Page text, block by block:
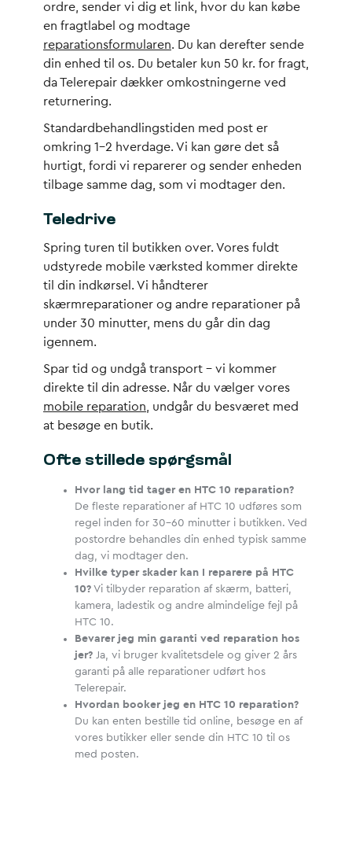
ordre, sender vi dig et link, hvor du kan købe
en fragtlabel og modtage
reparationsformularen. Du kan derefter sende
din enhed til os. Du betaler kun 50 kr. for fragt,
da Telerepair dækker omkostningerne ved
returnering.
Standardbehandlingstiden med post er
omkring 1-2 hverdage. Vi kan gøre det så
hurtigt, fordi vi reparerer og sender enheden
tilbage samme dag, som vi modtager den.
Teledrive
Spring turen til butikken over. Vores fuldt
udstyrede mobile værksted kommer direkte
til din indkørsel. Vi håndterer
skærmreparationer og andre reparationer på
under 30 minutter, mens du går din dag
igennem.
Spar tid og undgå transport – vi kommer
direkte til din adresse. Når du vælger vores
mobile reparation , undgår du besværet med
at besøge en butik.
Ofte stillede spørgsmål
Hvor lang tid tager en HTC 10 reparation?
De fleste reparationer af HTC 10 udføres som
regel inden for 30-60 minutter i butikken. Ved
postordre behandles din enhed typisk samme
dag, vi modtager den.
Hvilke typer skader kan I reparere på HTC
10? Vi tilbyder reparation af skærm, batteri,
kamera, ladestik og andre almindelige fejl på
HTC 10.
Bevarer jeg min garanti ved reparation hos
jer? Ja, vi bruger kvalitetsdele og giver 2 års
garanti på alle reparationer udført hos
Telerepair.
Hvordan booker jeg en HTC 10 reparation?
Du kan enten bestille tid online, besøge en af
vores butikker eller sende din HTC 10 til os
med posten.